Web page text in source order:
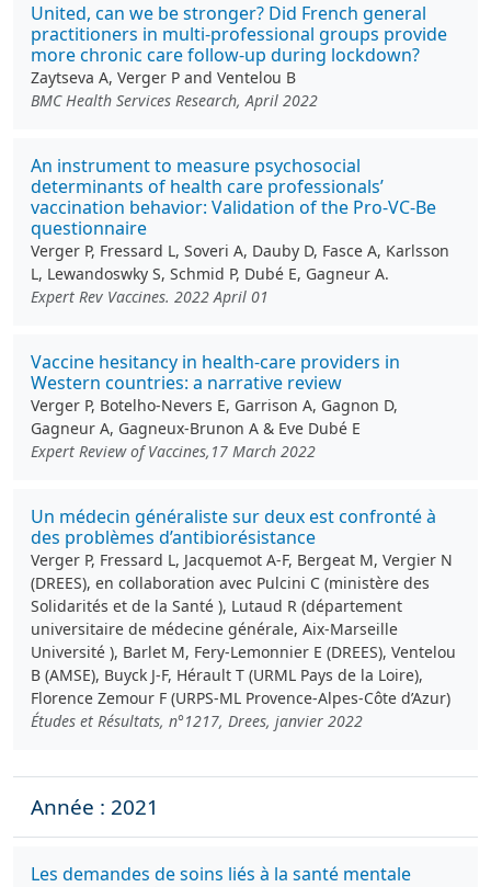
United, can we be stronger? Did French general
practitioners in multi-professional groups provide
more chronic care follow-up during lockdown?
Zaytseva A, Verger P and Ventelou B
BMC Health Services Research, April 2022
An instrument to measure psychosocial
determinants of health care professionals’
vaccination behavior: Validation of the Pro-VC-Be
questionnaire
Verger P, Fressard L, Soveri A, Dauby D, Fasce A, Karlsson
L, Lewandoswky S, Schmid P, Dubé E, Gagneur A.
Expert Rev Vaccines. 2022 April 01
Vaccine hesitancy in health-care providers in
Western countries: a narrative review
Verger P, Botelho-Nevers E, Garrison A, Gagnon D,
Gagneur A, Gagneux-Brunon A & Eve Dubé E
Expert Review of Vaccines,17 March 2022
Un médecin généraliste sur deux est confronté à
des problèmes d’antibiorésistance
Verger P, Fressard L, Jacquemot A-F, Bergeat M, Vergier N
(DREES), en collaboration avec Pulcini C (ministère des
Solidarités et de la Santé ), Lutaud R (département
universitaire de médecine générale, Aix-Marseille
Université ), Barlet M, Fery-Lemonnier E (DREES), Ventelou
B (AMSE), Buyck J-F, Hérault T (URML Pays de la Loire),
Florence Zemour F (URPS-ML Provence-Alpes-Côte d’Azur)
Études et Résultats, n°1217, Drees, janvier 2022
Année : 2021
Les demandes de soins liés à la santé mentale